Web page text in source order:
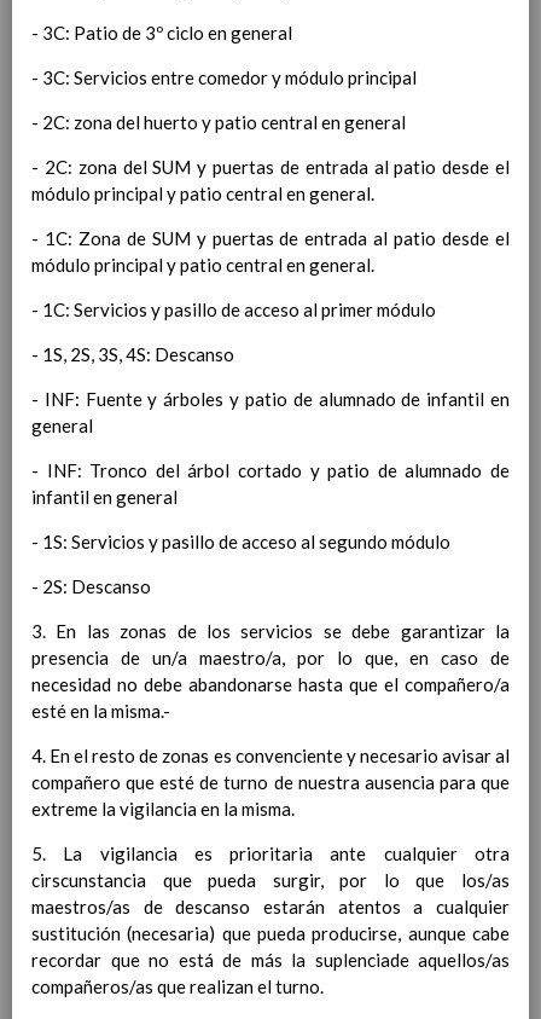
Proyecto curricular de ReligiÃ³n
ConcreciÃ³n curricular para la
Ãrea III: Lenguajes:
comunicaciÃ³n y
representaciÃ³n
medio
15 noviembre 2019
Ãrea I: Conocimiento de sÃ­
personal
MetodologÃ­a
EducaciÃ³n Primaria
Ãrea de Lengua Castellana y
Objetivos del Ã¡rea
para la etapa. Perfiles de
Ã¡rea y de
competencias
En revisiÃ³n
Objetivos del Ã¡rea
ContribuciÃ³n del Ã¡rea a
las competencias clave
para la etapa. Perfiles de
Ã¡rea y de
competencias
En revisiÃ³n
Ãrea de Lengua Extranjera
(inglÃ©s)
Objetivos del Ã¡rea
- 3C: Patio de 3º ciclo en general
- 3C: Servicios entre comedor y módulo principal
- 2C: zona del huerto y patio central en general
- 2C: zona del SUM y puertas de entrada al patio desde el
módulo principal y patio central en general.
- 1C: Zona de SUM y puertas de entrada al patio desde el
módulo principal y patio central en general.
- 1C: Servicios y pasillo de acceso al primer módulo
- 1S, 2S, 3S, 4S: Descanso
- INF: Fuente y árboles y patio de alumnado de infantil en
general
- INF: Tronco del árbol cortado y patio de alumnado de
infantil en general
- 1S: Servicios y pasillo de acceso al segundo módulo
- 2S: Descanso
3. En las zonas de los servicios se debe garantizar la
presencia de un/a maestro/a, por lo que, en caso de
necesidad no debe abandonarse hasta que el compañero/a
esté en la misma.-
4. En el resto de zonas es convenciente y necesario avisar al
compañero que esté de turno de nuestra ausencia para que
extreme la vigilancia en la misma.
5. La vigilancia es prioritaria ante cualquier otra
cirscunstancia que pueda surgir, por lo que los/as
maestros/as de descanso estarán atentos a cualquier
sustitución (necesaria) que pueda producirse, aunque cabe
recordar que no está de más la suplenciade aquellos/as
compañeros/as que realizan el turno.